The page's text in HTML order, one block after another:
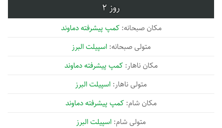
2
کمپ پیشرفته دماوند
اسپیلت البرز
کمپ پیشرفته دماوند
اسپیلت البرز
کمپ پیشرفته دماوند
اسپیلت البرز